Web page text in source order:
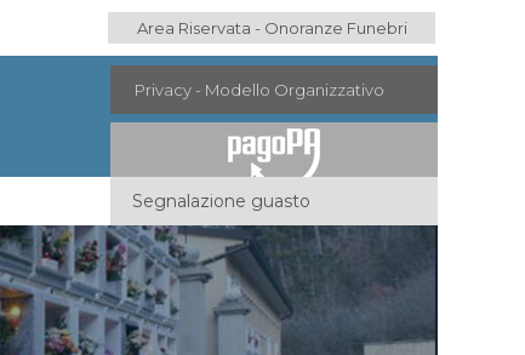
Area Riservata - Onoranze Funebri
Privacy - Modello Organizzativo
Segnalazione guasto